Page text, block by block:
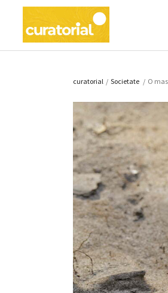
curatorial / Societate / O